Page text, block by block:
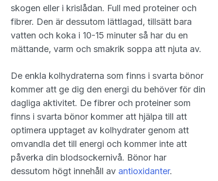
skogen eller i krislådan. Full med proteiner och
fibrer. Den är dessutom lättlagad, tillsätt bara
vatten och koka i 10-15 minuter så har du en
mättande, varm och smakrik soppa att njuta av.
De enkla kolhydraterna som finns i svarta bönor
kommer att ge dig den energi du behöver för din
dagliga aktivitet. De fibrer och proteiner som
finns i svarta bönor kommer att hjälpa till att
optimera upptaget av kolhydrater genom att
omvandla det till energi och kommer inte att
påverka din blodsockernivå. Bönor har
dessutom högt innehåll av antioxidanter.